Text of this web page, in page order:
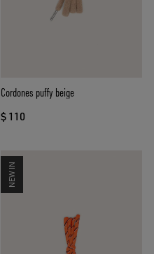
Cordones puffy beige
$ 110
NEW IN